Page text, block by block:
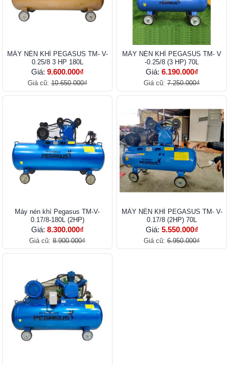
MÁY NÉN KHÍ PEGASUS TM- V-
0.25/8 3 HP 180L
Giá: 9.600.000₫
Giá cũ:10.650.000₫
MÁY NÉN KHÍ PEGASUS TM- V
-0.25/8 (3 HP) 70L
Giá: 6.190.000₫
Giá cũ: 7.250.000₫
Máy nén khí Pegasus TM-V-
0.17/8-180L (2HP)
Giá: 8.300.000₫
Giá cũ: 8.900.000₫
MÁY NÉN KHÍ PEGASUS TM- V-
0.17/8 (2HP) 70L
Giá: 5.550.000₫
Giá cũ: 6.950.000₫